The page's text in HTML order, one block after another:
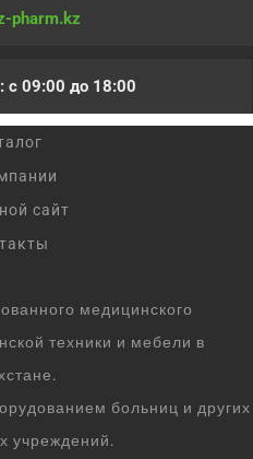
pharm.kz
09:00 до 18:00
сайт
медицинского
техники и мебели в
больниц и других
учреждений.